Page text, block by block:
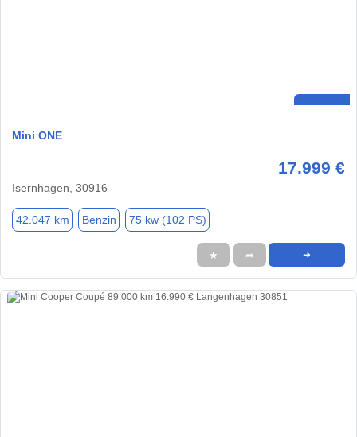
Mini ONE
17.999 €
Isernhagen, 30916
42.047 km Benzin 75 kw (102 PS)
★ ➦ ➜